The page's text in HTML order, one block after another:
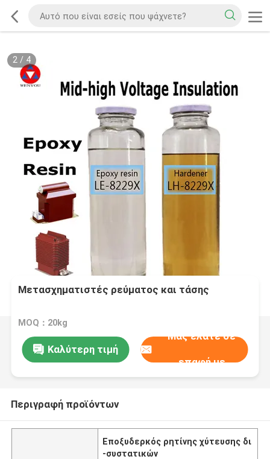
2/ 4
Μετασχηματιστές ρεύματος και τάσης
MOQ：20kg
Καλύτερη τιμή
Μας ελάτε σε
επαφή με
Περιγραφή προϊόντων
Εποξυδερκός ρητίνης χύτευσης δι
-συστατικών